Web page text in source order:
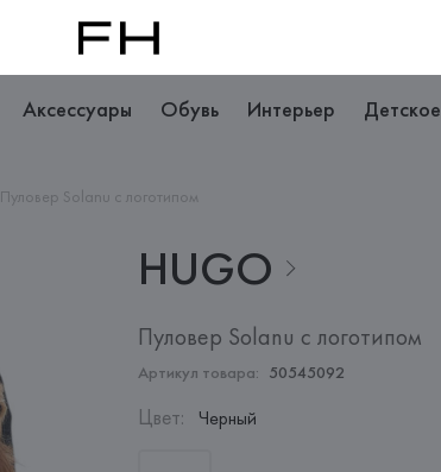
Аксессуары Обувь Интерьер Детское
Пуловер Solanu с логотипом
HUGO
Пуловер Solanu с логотипом
Артикул товара: 50545092
Цвет: Черный